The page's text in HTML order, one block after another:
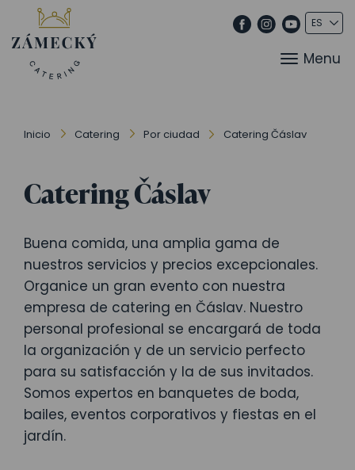
Menu
Inicio Catering Por ciudad Catering Čáslav
Catering Čáslav
Buena comida, una amplia gama de
nuestros servicios y precios excepcionales.
Organice un gran evento con nuestra
empresa de catering en Čáslav. Nuestro
personal profesional se encargará de toda
la organización y de un servicio perfecto
para su satisfacción y la de sus invitados.
Somos expertos en banquetes de boda,
bailes, eventos corporativos y fiestas en el
jardín.